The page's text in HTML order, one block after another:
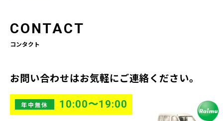
CONTACT
コンタクト
お問い合わせはお気軽にご連絡ください。
年中無休 10:00〜19:00